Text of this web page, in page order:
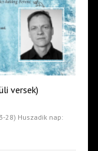
versek)
3-28) Huszadik nap: